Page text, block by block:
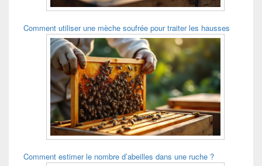
Comment utiliser une mèche soufrée pour traiter les hausses
Comment estimer le nombre d’abeilles dans une ruche ?